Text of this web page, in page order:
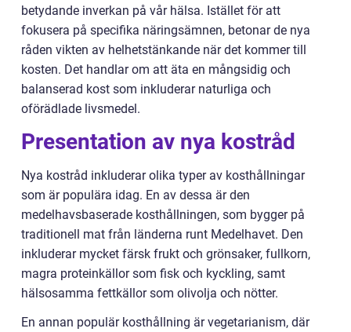
betydande inverkan på vår hälsa. Istället för att
fokusera på specifika näringsämnen, betonar de nya
råden vikten av helhetstänkande när det kommer till
kosten. Det handlar om att äta en mångsidig och
balanserad kost som inkluderar naturliga och
oförädlade livsmedel.
Presentation av nya kostråd
Nya kostråd inkluderar olika typer av kosthållningar
som är populära idag. En av dessa är den
medelhavsbaserade kosthållningen, som bygger på
traditionell mat från länderna runt Medelhavet. Den
inkluderar mycket färsk frukt och grönsaker, fullkorn,
magra proteinkällor som fisk och kyckling, samt
hälsosamma fettkällor som olivolja och nötter.
En annan populär kosthållning är vegetarianism, där